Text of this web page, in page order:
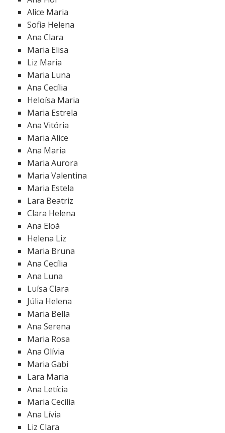
Alice Maria
Sofia Helena
Ana Clara
Maria Elisa
Liz Maria
Maria Luna
Ana Cecília
Heloísa Maria
Maria Estrela
Ana Vitória
Maria Alice
Ana Maria
Maria Aurora
Maria Valentina
Maria Estela
Lara Beatriz
Clara Helena
Ana Eloá
Helena Liz
Maria Bruna
Ana Cecília
Ana Luna
Luísa Clara
Júlia Helena
Maria Bella
Ana Serena
Maria Rosa
Ana Olívia
Maria Gabi
Lara Maria
Ana Letícia
Maria Cecília
Ana Lívia
Liz Clara